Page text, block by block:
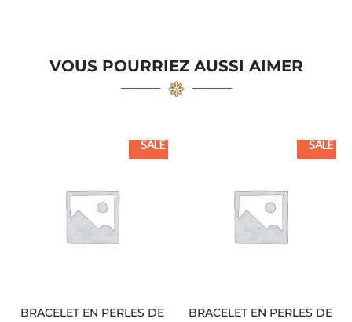
VOUS POURRIEZ AUSSI AIMER
SALE
BRACELET EN PERLES DE
SALE
BRACELET EN PERLES DE